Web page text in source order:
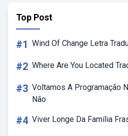
Top Post
#1 Wind Of Change Letra
#2 Where Are You Located
#3 Voltamos A Programação
Não
#4 Viver Longe Da Família